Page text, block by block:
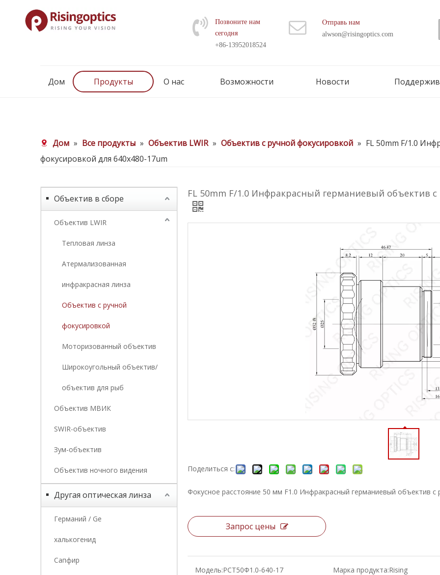
Позвоните нам
сегодня
+86-13952018524
Отправь нам
alwson@risingoptics.com
Дом Продукты О нас Возможности Новости
Дом » Все продукты » Объектив LWIR » Объектив с ручной фокусировкой » FL 50mm F/1.0
фокусировкой для 640x480-17um
Объектив в сборе
Объектив LWIR
Тепловая линза
Атермализованная
инфракрасная линза
Объектив с ручной
фокусировкой
Моторизованный объектив
Широкоугольный объектив/
объектив для рыб
Объектив МВИК
SWIR-объектив
Зум-объектив
Объектив ночного видения
Другая оптическая линза
Германий / Ge
халькогенид
Сапфир
FL 50mm F/1.0 Инфракрасный германиевый объектив с
Поделиться с:
Фокусное расстояние 50 мм F1.0 Инфракрасный германиевый объектив с
Запрос цены
Модель:РСТ50Ф1.0-640-17 Марка продукта:Rising